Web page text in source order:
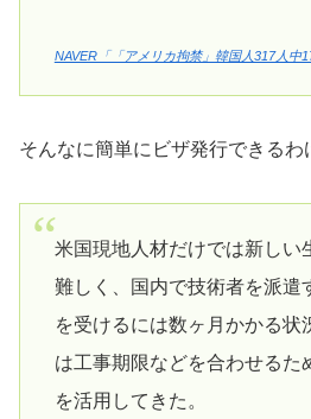
NAVER「「アメリカ拘禁」韓国人317人中
そんなに簡単にビザ発行できるわ
米国現地人材だけでは新しい
難しく、国内で技術者を派遣
を受けるには数ヶ月かかる状
は工事期限などを合わせるた
を活用してきた。